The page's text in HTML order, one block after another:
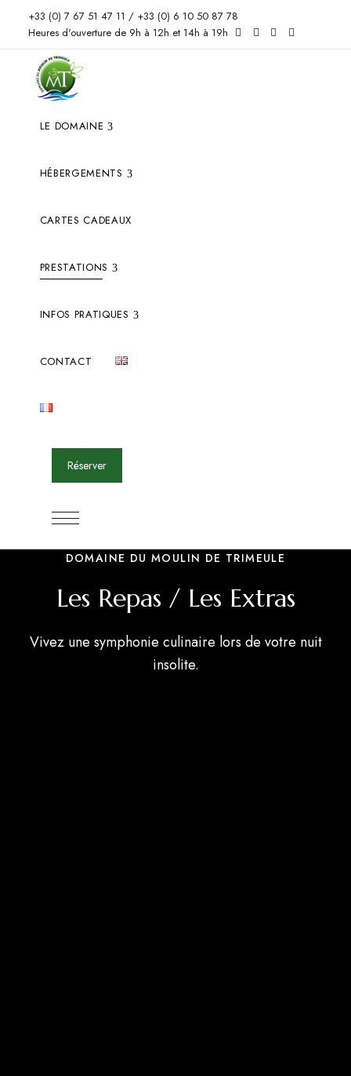
+33 (0) 7 67 51 47 11 / +33 (0) 6 10 50 87 78
Heures d'ouverture de 9h à 12h et 14h à 19h
LE DOMAINE expand child menu
HÉBERGEMENTS expand child menu
CARTES CADEAUX
PRESTATIONS expand child menu
INFOS PRATIQUES expand child menu
CONTACT
Réserver
DOMAINE DU MOULIN DE TRIMEULE
Les Repas / Les Extras
Vivez une symphonie culinaire lors de votre nuit
insolite.